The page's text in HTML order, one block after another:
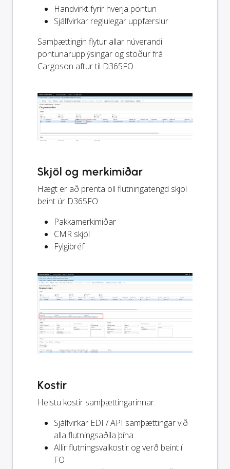
Handvirkt fyrir hverja pöntun
Sjálfvirkar reglulegar uppfærslur
Samþættingin flytur allar núverandi
pöntunarupplýsingar og stöður frá
Cargoson aftur til D365FO.
Skjöl og merkimiðar
Hægt er að prenta öll flutningatengd skjöl
beint úr D365FO:
Pakkamerkimiðar
CMR skjöl
Fylgibréf
Kostir
Helstu kostir samþættingarinnar:
Sjálfvirkar EDI / API samþættingar við
alla flutningsaðila þína
Allir flutningsvalkostir og verð beint í
FO